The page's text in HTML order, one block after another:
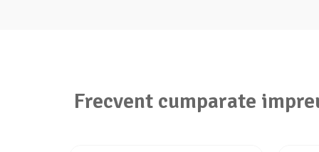
Frecvent cumparate